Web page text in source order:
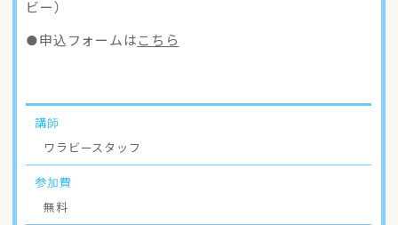
ビー）
●申込フォームはこちら
講師
ワラビースタッフ
参加費
無料